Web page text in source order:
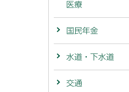
医療
国民年金
水道・下水道
交通